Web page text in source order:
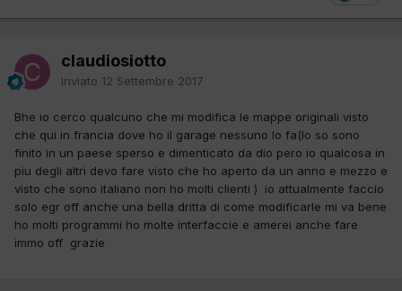
claudiosiotto
Inviato 12 Settembre 2017
Bhe io cerco qualcuno che mi modifica le mappe originali visto
che qui in francia dove ho il garage nessuno lo fa(lo so sono
finito in un paese sperso e dimenticato da dio pero io qualcosa in
piu degli altri devo fare visto che ho aperto da un anno e mezzo e
visto che sono italiano non ho molti clienti ) io attualmente faccio
solo egr off anche una bella dritta di come modificarle mi va bene
ho molti programmi ho molte interfaccie e amerei anche fare
immo off grazie